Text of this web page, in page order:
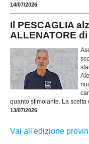
14/07/2026
Il PESCAGLIA
ALLENATORE
quanto stimolante. La scelta
13/07/2026
Vai all'edizione